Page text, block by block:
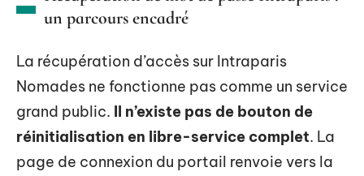
un parcours encadré
La récupération d’accès sur Intraparis
Nomades ne fonctionne pas comme un service
grand public. Il n’existe pas de bouton de
réinitialisation en libre-service complet. La
page de connexion du portail renvoie vers la